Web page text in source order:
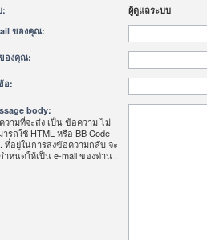
:
ผู้ดูแลระบบ
ของคุณ:
องคุณ:
อ:
body:
วามที่จะส่ง เป็น ข้อความ ไม่
รถใช้ HTML หรือ BB Code
ที่อยู่ในการส่งข้อความกลับ จะ
ำหนดให้เป็น e-mail ของท่าน .